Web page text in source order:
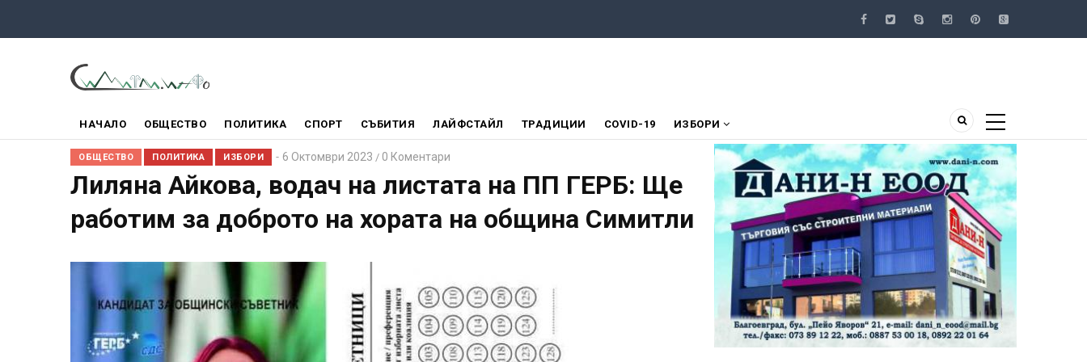
МЕНЮ
НАЧАЛО ОБЩЕСТВО ПОЛИТИКА СПОРТ СЪБИТИЯ ЛАЙФСТАЙЛ ТРАДИЦИИ COVID-19 ИЗБОРИ
ОБЩЕСТВО ПОЛИТИКА ИЗБОРИ 6 Октомври 2023 / 0 Коментари
Лиляна Айкова, водач на листата на ПП ГЕРБ: Ще
работим за доброто на хората на община Симитли